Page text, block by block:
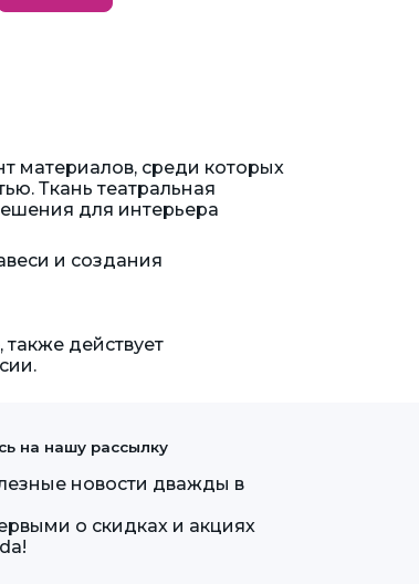
материалов, среди которых
Ткань театральная
для интерьера
и создания
действует
на нашу рассылку
новости дважды в
о скидках и акциях